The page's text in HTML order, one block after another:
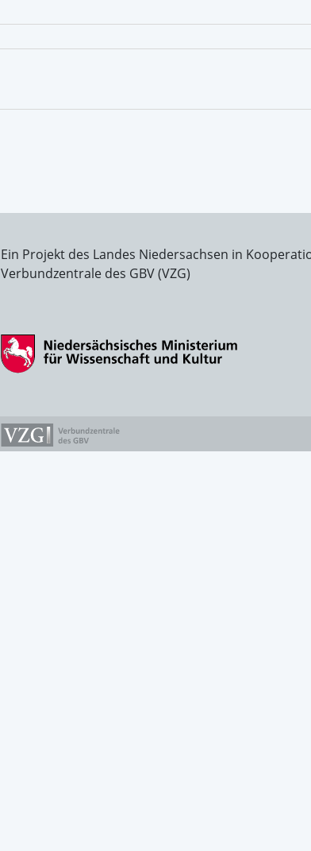
Ein Projekt des Landes Niedersachsen in
Verbundzentrale des GBV (VZG)